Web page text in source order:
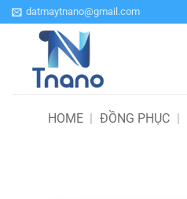
Bỏ
qua
datmaytnano@gmail.com
HOME | ĐỒNG PHỤC |